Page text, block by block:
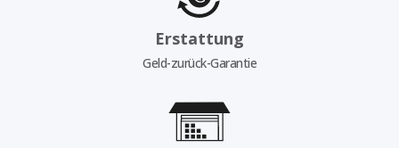
Erstattung
Geld-zurück-Garantie